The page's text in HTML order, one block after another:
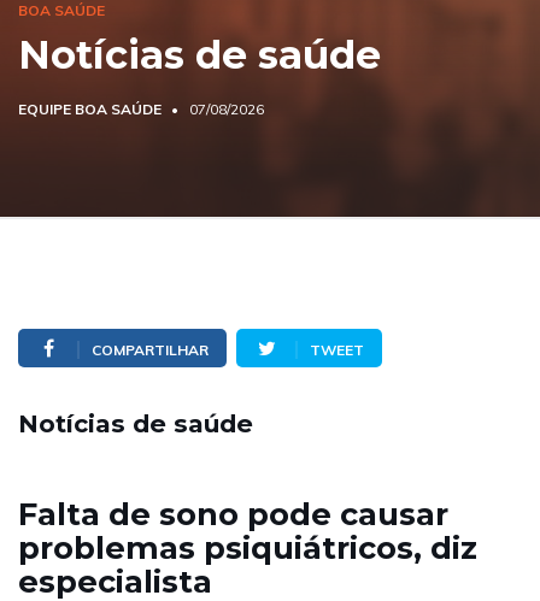
BOA SAÚDE
Notícias de saúde
EQUIPE BOA SAÚDE 07/08/2026
COMPARTILHAR TWEET
Notícias de saúde
Falta de sono pode causar
problemas psiquiátricos, diz
especialista